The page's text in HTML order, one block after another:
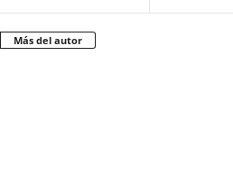
Más del autor